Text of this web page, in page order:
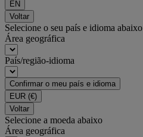
EN
Voltar
Selecione o seu país e idioma abaixo
Área geográfica
País/região-idioma
Confirmar o meu país e idioma
EUR (€)
Voltar
Selecione a moeda abaixo
Área geográfica